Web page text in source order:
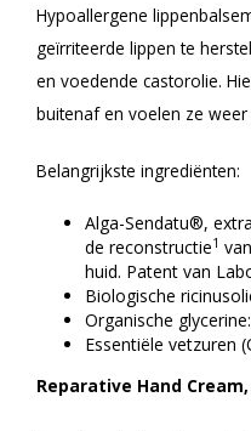
Hypoallergene
geïrriteerde lippen te
en voedende castorolie.
buitenaf en voelen ze
Belangrijkste ingrediënten:
Alga-Sendatu®,
de reconstructie1
huid. Patent van
Biologische
Organische
Essentiële vetzuren
Reparative Hand